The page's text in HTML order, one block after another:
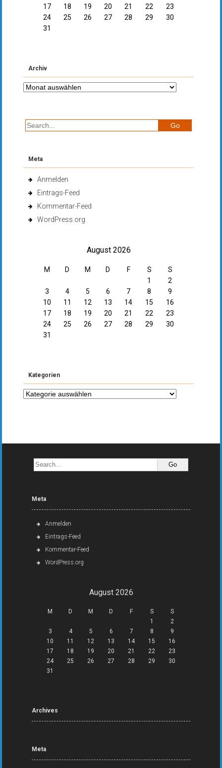
17
18 19 20 21 22
23
24
25 26 27 28 29
30
31
Archiv
Archiv
Meta
Anmelden
Eintrags-Feed
Kommentar-Feed
WordPress.org
August 2026
M D M D F S
S
1
2
3
4 5 6 7 8
9
10
11 12 13 14 15
16
17
18 19 20 21 22
23
24
25 26 27 28 29
30
31
Kategorien
Kategorien
Meta
Anmelden
Eintrags-Feed
Kommentar-Feed
WordPress.org
August 2026
M D M D F S
S
1
2
3
4 5 6 7 8
9
10
11 12 13 14 15
16
17
18 19 20 21 22
23
24
25 26 27 28 29
30
31
Archives
Meta